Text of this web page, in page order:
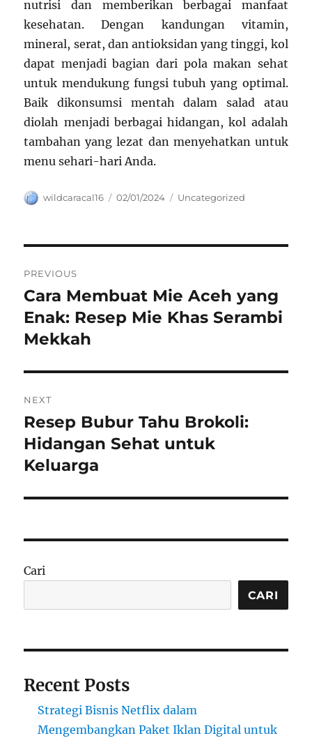
nutrisi dan memberikan berbagai manfaat
kesehatan. Dengan kandungan vitamin,
mineral, serat, dan antioksidan yang tinggi, kol
dapat menjadi bagian dari pola makan sehat
untuk mendukung fungsi tubuh yang optimal.
Baik dikonsumsi mentah dalam salad atau
diolah menjadi berbagai hidangan, kol adalah
tambahan yang lezat dan menyehatkan untuk
menu sehari-hari Anda.
Author
wildcaracal16
Posted
02/01/2024 Categories
Uncategorized
pos
PREVIOUS
Previous
post:
Cara Membuat Mie Aceh yang
Enak: Resep Mie Khas Serambi
Mekkah
NEXT
Next
post:
Resep Bubur Tahu Brokoli:
Hidangan Sehat untuk
Keluarga
Cari
CARI
Recent Posts
Strategi Bisnis Netflix dalam
Mengembangkan Paket Iklan Digital untuk